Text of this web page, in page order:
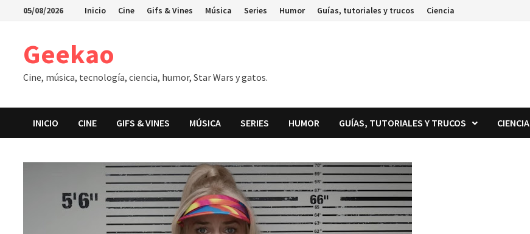
Saltar05/08/2026 Inicio Cine Gifs & Vines Música Series Humor Guías, tutoriales y trucos Ciencia
Geekao
Cine, música, tecnología, ciencia, humor, Star Wars y gatos.
INICIO CINE GIFS & VINES MÚSICA SERIES HUMOR GUÍAS, TUTORIALES Y TRUCOS CIENCIA